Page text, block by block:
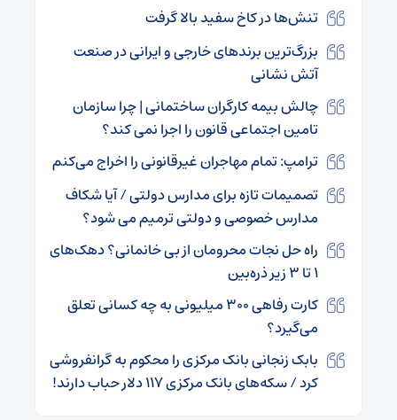
تنش‌ها در کاخ سفید بالا گرفت
بزرگ‌ترین برندهای خارجی و ایرانی در صنعت
آتش نشانی
چالش بیمه کارگران ساختمانی | چرا سازمان
تامین اجتماعی قانون را اجرا نمی کند؟
ترامپ: تمام مهاجران غیرقانونی را اخراج می‌کنم
تصمیمات تازه برای مدارس دولتی / آیا شکاف
مدارس خصوصی و دولتی ترمیم می شود؟
راه حل نجات محرومان از بی خانمانی؟ دهک‌های
۱ تا ۳ زیر ذره‌بین
کارت رفاهی ۳۰۰ میلیونی به چه کسانی تعلق
می‌گیرد؟
بابک زنجانی بانک مرکزی را محکوم به گرانفروشی
کرد / سکه‌های بانک‌ مرکزی ۱۱۷ دلار حباب دارند!